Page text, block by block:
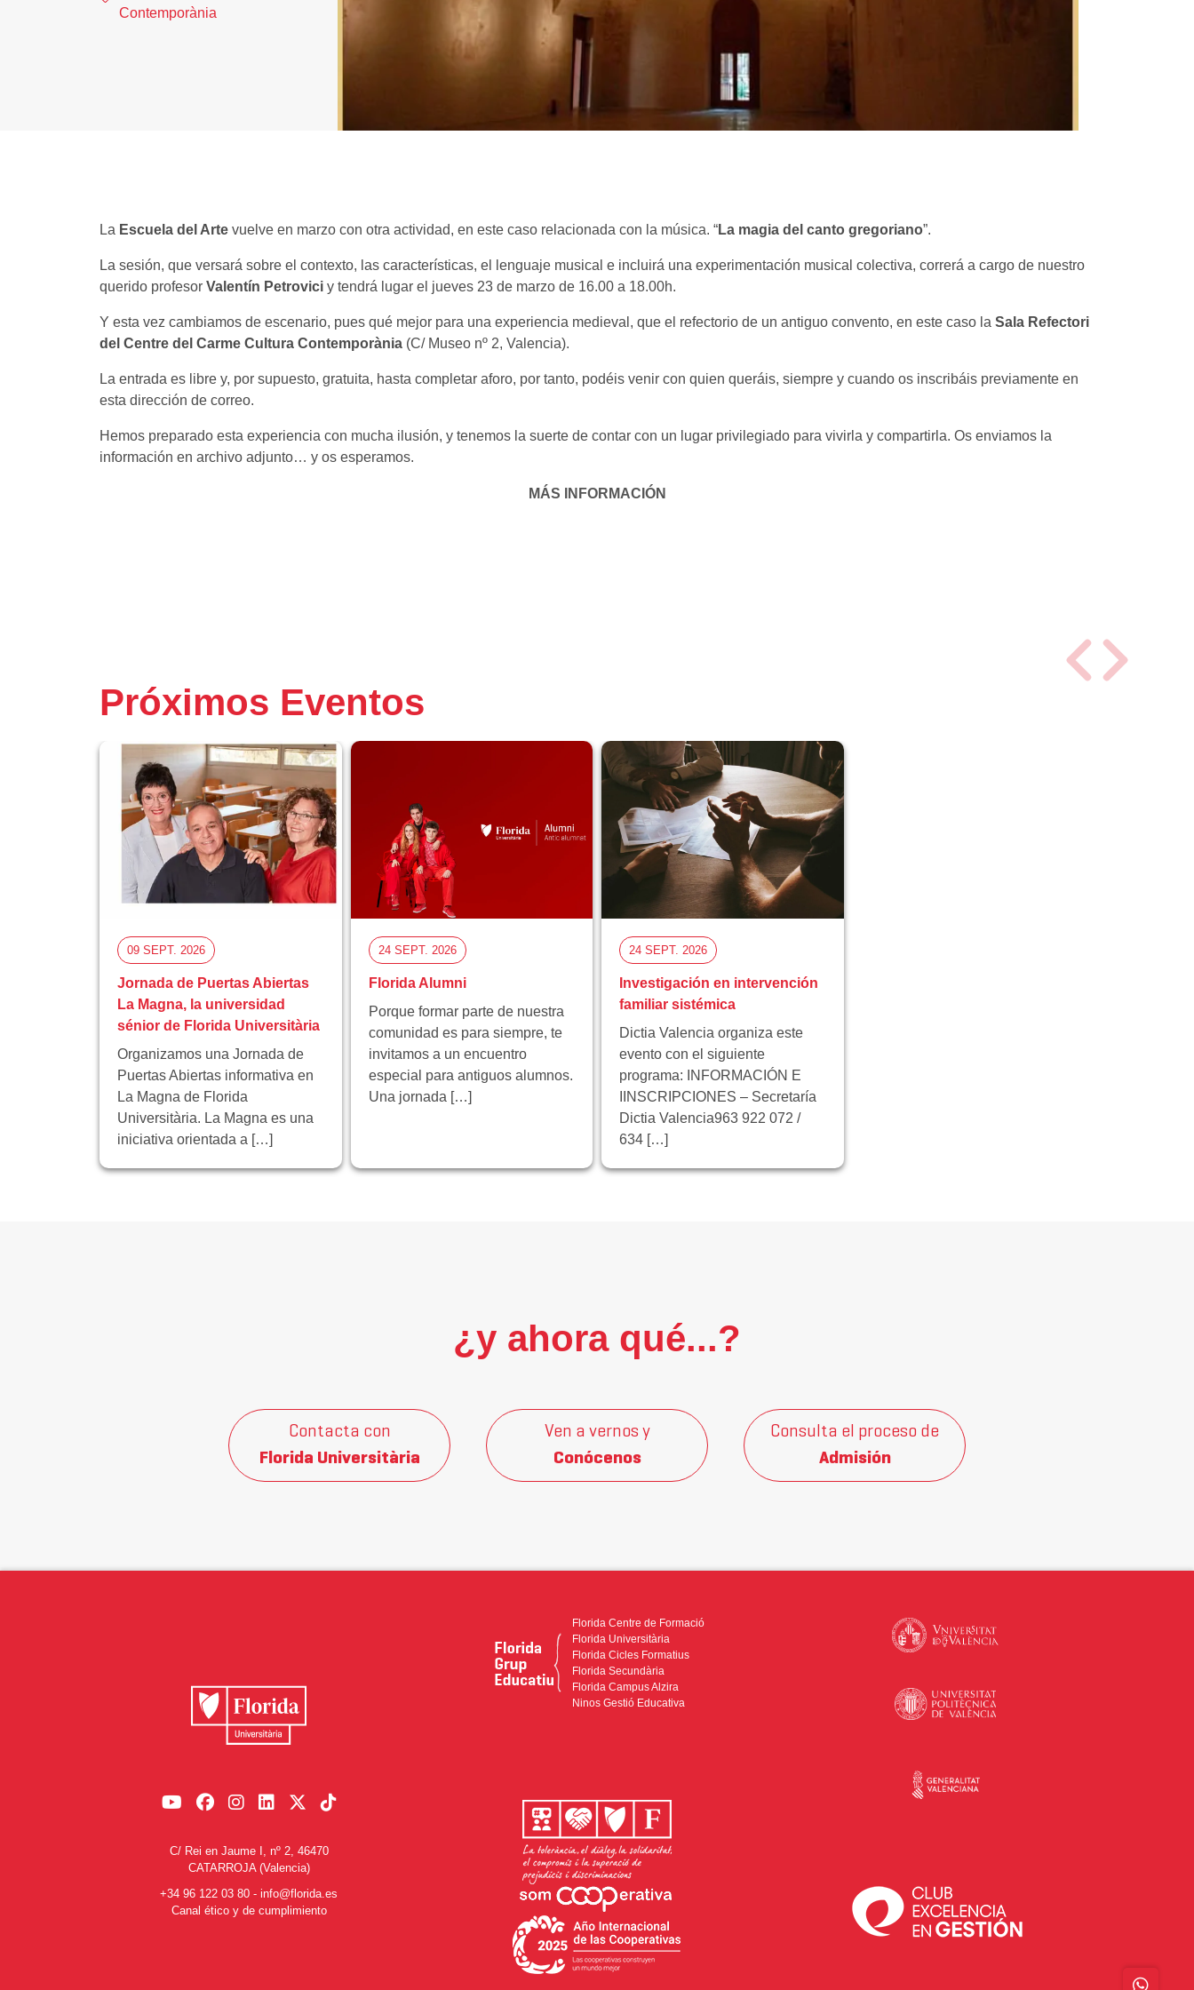
Contemporània
La Escuela del Arte vuelve en marzo con otra actividad, en este caso relacionada con la música. “La magia del canto gregoriano”.
La sesión, que versará sobre el contexto, las características, el lenguaje musical e incluirá una experimentación musical colectiva, correrá a cargo de nuestro
querido profesor Valentín Petrovici y tendrá lugar el jueves 23 de marzo de 16.00 a 18.00h.
Y esta vez cambiamos de escenario, pues qué mejor para una experiencia medieval, que el refectorio de un antiguo convento, en este caso la Sala Refectori
del Centre del Carme Cultura Contemporània (C/ Museo nº 2, Valencia).
La entrada es libre y, por supuesto, gratuita, hasta completar aforo, por tanto, podéis venir con quien queráis, siempre y cuando os inscribáis previamente en
esta dirección de correo.
Hemos preparado esta experiencia con mucha ilusión, y tenemos la suerte de contar con un lugar privilegiado para vivirla y compartirla. Os enviamos la
información en archivo adjunto… y os esperamos.
MÁS INFORMACIÓN
Próximos Eventos
09 SEPT. 2026
Jornada de Puertas Abiertas
La Magna, la universidad
sénior de Florida Universitària
Organizamos una Jornada de
Puertas Abiertas informativa en
La Magna de Florida
Universitària. La Magna es una
iniciativa orientada a […]
24 SEPT. 2026
Florida Alumni
Porque formar parte de nuestra
comunidad es para siempre, te
invitamos a un encuentro
especial para antiguos alumnos.
Una jornada […]
24 SEPT. 2026
Investigación en intervención
familiar sistémica
Dictia Valencia organiza este
evento con el siguiente
programa: INFORMACIÓN E
IINSCRIPCIONES – Secretaría
Dictia Valencia963 922 072 /
634 […]
¿y ahora qué...?
Contacta con
Florida Universitària
Ven a vernos y
Conócenos
Consulta el proceso de
Admisión
C/ Rei en Jaume I, nº 2, 46470
CATARROJA (Valencia)
+34 96 122 03 80 - info@florida.es
Canal ético y de cumplimiento
Florida Centre de Formació
Florida Universitària
Florida Cicles Formatius
Florida Secundària
Florida Campus Alzira
Ninos Gestió Educativa